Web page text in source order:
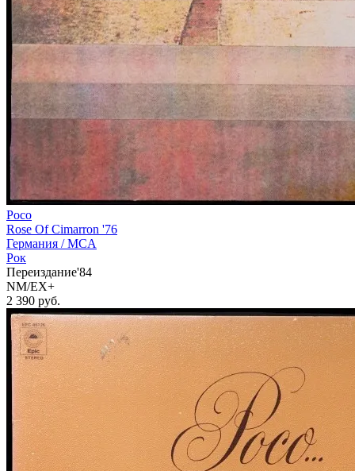
Poco
Rose Of Cimarron '76
Германия /MCA
Рок
Переиздание'84
NM/EX+
2 390 руб.